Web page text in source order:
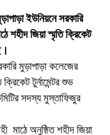
ইউনিয়নে সরকারি
শহীদ জিয়া স্মৃতি ক্রিকেট
মুড়াপাড়া কলেজের
টুর্নামেন্টর শুভ
সদস্য মুস্তাফিজুর
মাঠে অনুষ্ঠিত শহীদ জিয়া